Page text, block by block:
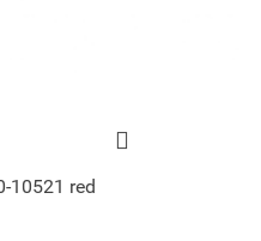
10521 red